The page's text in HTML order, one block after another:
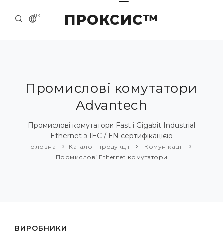
ПРОКСИС™
UK
ПРО НАС
ПРИКЛАДИ ТА РІШЕННЯ
КАТАЛОГ ПРОДУКЦІЇ
НОВИНИ
Промислові комутатори
Advantech
Промислові комутатори Fast і Gigabit Industrial
Ethernet з IEC / EN сертифікацією
Головна Каталог продукції
Комунікації
Промислові Ethernet комутатори
ВИРОБНИКИ